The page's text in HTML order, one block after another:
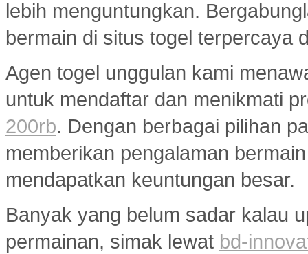
lebih menguntungkan.
bermain di situs togel terpercaya
Agen togel unggulan kami
untuk mendaftar dan menikmati
200rb. Dengan berbagai pilihan
memberikan pengalaman
mendapatkan keuntungan besar.
Banyak yang belum sadar kalau
permainan, simak lewat bd-